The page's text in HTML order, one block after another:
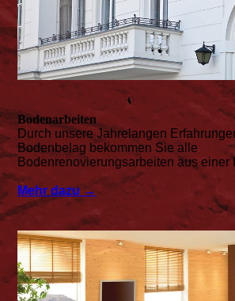
Bodenarbeiten
Durch unsere Jahrelangen
Bodenbelag bekommen Sie alle
Bodenrenovierungsarbeiten aus einer
Mehr dazu →